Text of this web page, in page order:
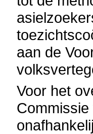
aan de
Voor het